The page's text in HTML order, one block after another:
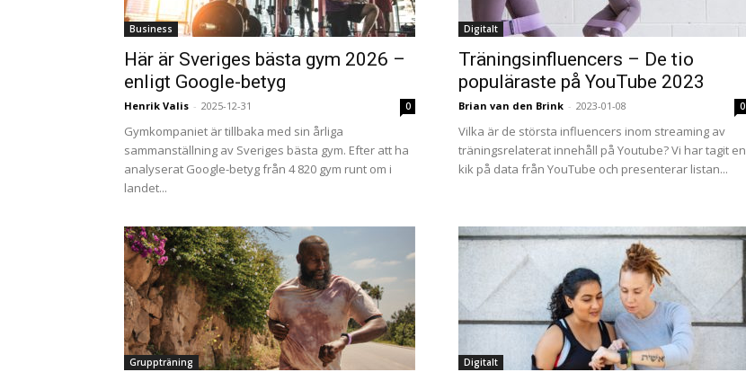
Business
Här är Sveriges bästa gym 2026 –
enligt Google-betyg
Henrik Valis - 2025-12-31 0
Gymkompaniet är tillbaka med sin årliga
sammanställning av Sveriges bästa gym. Efter att ha
analyserat Google-betyg från 4 820 gym runt om i
landet...
Digitalt
Träningsinfluencers – De tio
populäraste på YouTube 2023
Brian van den Brink - 2023-01-08 0
Vilka är de största influencers inom streaming av
träningsrelaterat innehåll på Youtube? Vi har tagit en
kik på data från YouTube och presenterar listan...
Gruppträning Digitalt